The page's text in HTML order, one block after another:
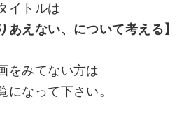
イトルは
あえない、について考える 】
をみてない方は
になって下さい。